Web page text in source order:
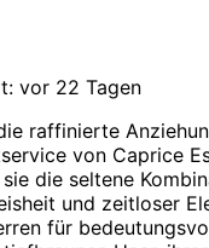
vor 22 Tagen
raffinierte
von Caprice
die seltene
und zeitloser
für